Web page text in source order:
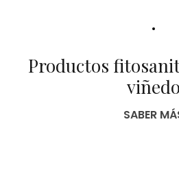
Productos
viñedo
SABER